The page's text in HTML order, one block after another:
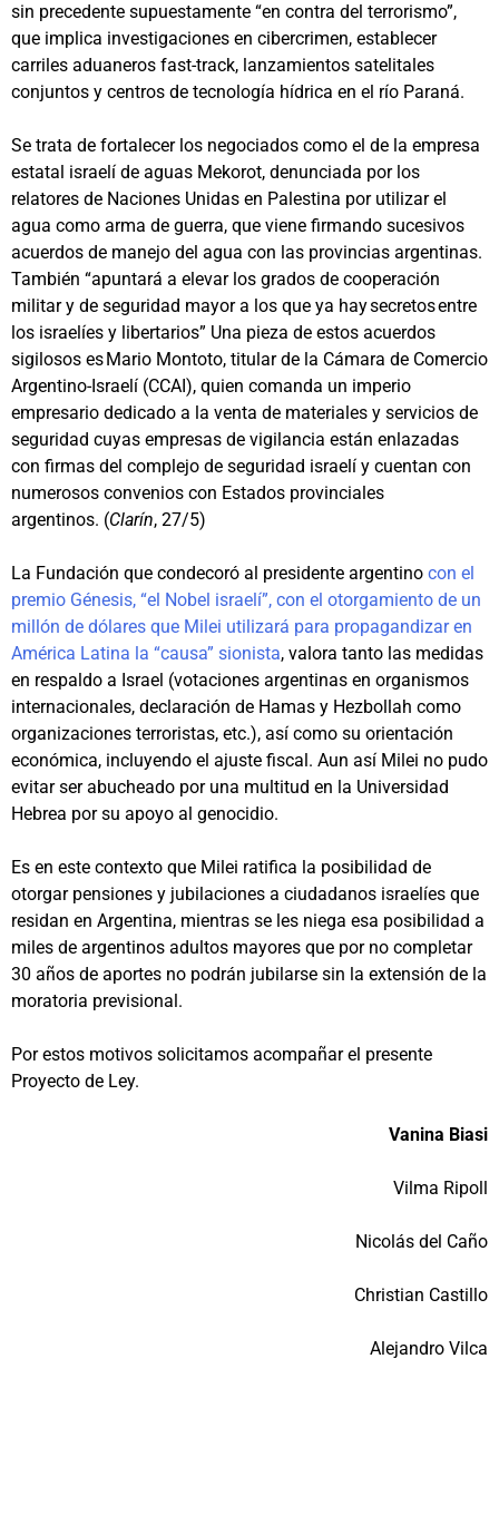
sin precedente supuestamente “en contra del terrorismo”,
que implica investigaciones en cibercrimen, establecer
carriles aduaneros fast-track, lanzamientos satelitales
conjuntos y centros de tecnología hídrica en el río Paraná.
Se trata de fortalecer los negociados como el de la empresa
estatal israelí de aguas Mekorot, denunciada por los
relatores de Naciones Unidas en Palestina por utilizar el
agua como arma de guerra, que viene firmando sucesivos
acuerdos de manejo del agua con las provincias argentinas.
También “apuntará a elevar los grados de cooperación
militar y de seguridad mayor a los que ya hay secretos entre
los israelíes y libertarios” Una pieza de estos acuerdos
sigilosos es Mario Montoto, titular de la Cámara de Comercio
Argentino-Israelí (CCAI), quien comanda un imperio
empresario dedicado a la venta de materiales y servicios de
seguridad cuyas empresas de vigilancia están enlazadas
con firmas del complejo de seguridad israelí y cuentan con
numerosos convenios con Estados provinciales
argentinos. (Clarín, 27/5)
La Fundación que condecoró al presidente argentino con el
premio Génesis, “el Nobel israelí”, con el otorgamiento de un
millón de dólares que Milei utilizará para propagandizar en
América Latina la “causa” sionista, valora tanto las medidas
en respaldo a Israel (votaciones argentinas en organismos
internacionales, declaración de Hamas y Hezbollah como
organizaciones terroristas, etc.), así como su orientación
económica, incluyendo el ajuste fiscal. Aun así Milei no pudo
evitar ser abucheado por una multitud en la Universidad
Hebrea por su apoyo al genocidio.
Es en este contexto que Milei ratifica la posibilidad de
otorgar pensiones y jubilaciones a ciudadanos israelíes que
residan en Argentina, mientras se les niega esa posibilidad a
miles de argentinos adultos mayores que por no completar
30 años de aportes no podrán jubilarse sin la extensión de la
moratoria previsional.
Por estos motivos solicitamos acompañar el presente
Proyecto de Ley.
Vanina Biasi
Vilma Ripoll
Nicolás del Caño
Christian Castillo
Alejandro Vilca